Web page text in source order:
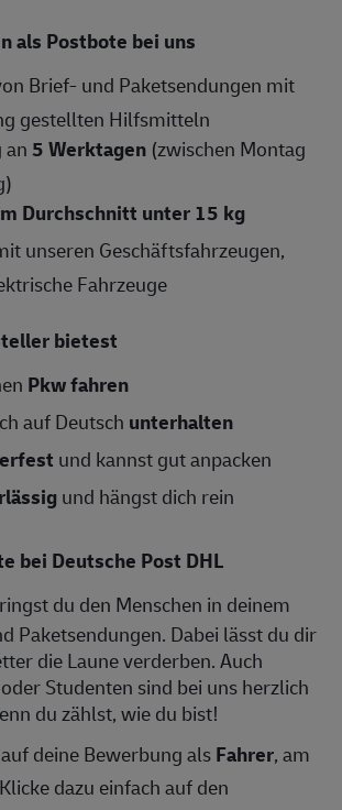
als Postbote bei uns
Brief- und Paketsendungen mit
gestellten Hilfsmitteln
5 Werktagen (zwischen Montag
Durchschnitt unter 15 kg
unseren Geschäftsfahrzeugen,
Fahrzeuge
bietest
Pkw fahren
auf Deutsch unterhalten
und kannst gut anpacken
und hängst dich rein
bei Deutsche Post DHL
du den Menschen in deinem
Paketsendungen. Dabei lässt du dir
die Laune verderben. Auch
Studenten sind bei uns herzlich
du zählst, wie du bist!
deine Bewerbung alsFahrer, am
Klicke dazu einfach auf den